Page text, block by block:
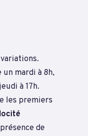
mardi à 8h,
à 17h.
les premiers
de